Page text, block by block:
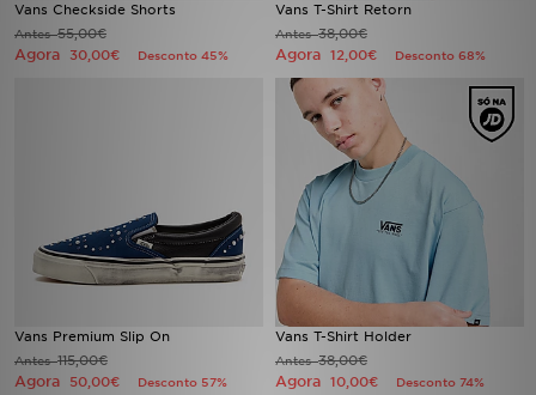
Vans Checkside Shorts
Antes55,00€
Agora 30,00€ Desconto 45%
Vans T-Shirt Retorn
Antes38,00€
Agora 12,00€ Desconto 68%
Vans Premium Slip On
Antes115,00€
Agora 50,00€ Desconto 57%
Vans T-Shirt Holder
Antes38,00€
Agora 10,00€ Desconto 74%
FAQs